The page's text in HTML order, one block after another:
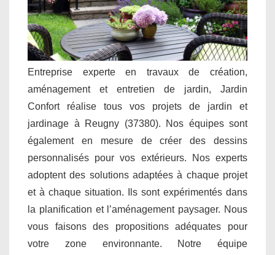
Entreprise experte en travaux de création,
aménagement et entretien de jardin, Jardin
Confort réalise tous vos projets de jardin et
jardinage à Reugny (37380). Nos équipes sont
également en mesure de créer des dessins
personnalisés pour vos extérieurs. Nos experts
adoptent des solutions adaptées à chaque projet
et à chaque situation. Ils sont expérimentés dans
la planification et l’aménagement paysager. Nous
vous faisons des propositions adéquates pour
votre zone environnante. Notre équipe